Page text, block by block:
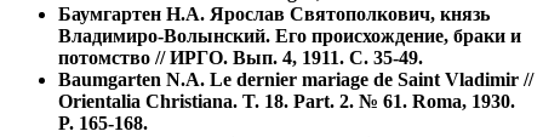
Баумгартен Н.А. Ярослав Святополкович, князь
Владимиро-Волынский. Его происхождение, браки и
потомство // ИРГО. Вып. 4, 1911. С. 35-49.
Baumgarten N.A. Le dernier mariage de Saint Vladimir //
Orientalia Christiana. T. 18. Part. 2. № 61. Roma, 1930.
P. 165-168.